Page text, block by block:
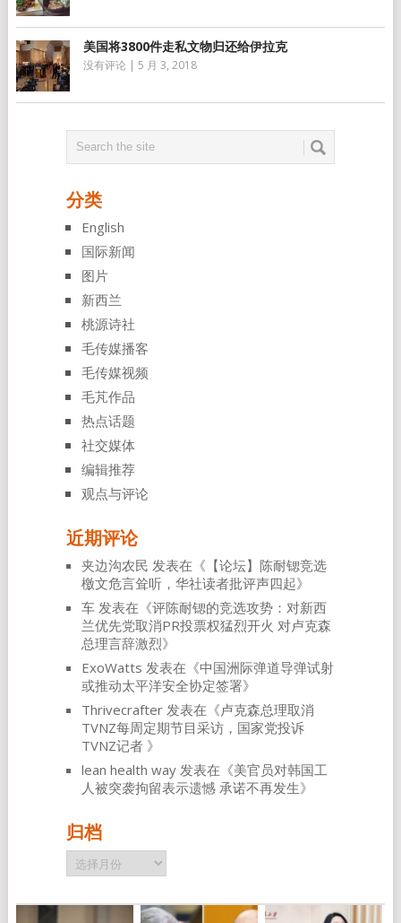
美国将3800件走私文物归还给伊拉克
没有评论 | 5 月 3, 2018
分类
English
国际新闻
图片
新西兰
桃源诗社
毛传媒播客
毛传媒视频
毛芃作品
热点话题
社交媒体
编辑推荐
观点与评论
近期评论
夹边沟农民 发表在《 【论坛】陈耐锶竞选
檄文危言耸听，华社读者批评声四起》
车发表在《评陈耐锶的竞选攻势：对新西
兰优先党取消PR投票权猛烈开火 对卢克森
总理言辞激烈》
ExoWatts 发表在《中国洲际弹道导弹试射
或推动太平洋安全协定签署》
Thrivecrafter发表在《卢克森总理取消
TVNZ每周定期节目采访，国家党投诉
TVNZ记者 》
lean health way发表在《美官员对韩国工
人被突袭拘留表示遗憾 承诺不再发生》
归档
归
档